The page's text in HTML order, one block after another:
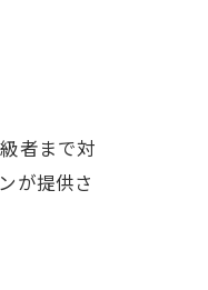
者まで対
が提供さ